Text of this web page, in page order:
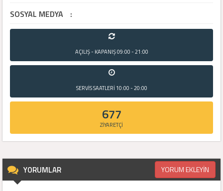
SOSYAL MEDYA :
AÇILIŞ - KAPANIŞ09:00 - 21:00
SERVİS SAATLERİ 10:00 - 20:00
677
ZİYARETÇİ
YORUMLAR YORUM EKLEYİN